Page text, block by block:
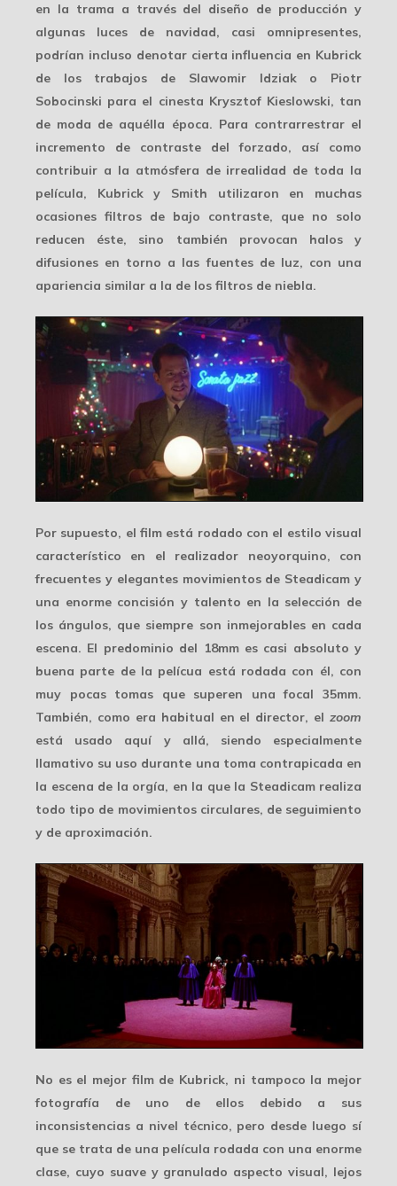
en la trama a través del diseño de producción y
algunas luces de navidad, casi omnipresentes,
podrían incluso denotar cierta influencia en Kubrick
de los trabajos de Slawomir Idziak o Piotr
Sobocinski para el cinesta Krysztof Kieslowski, tan
de moda de aquélla época. Para contrarrestrar el
incremento de contraste del forzado, así como
contribuir a la atmósfera de irrealidad de toda la
película, Kubrick y Smith utilizaron en muchas
ocasiones filtros de bajo contraste, que no solo
reducen éste, sino también provocan halos y
difusiones en torno a las fuentes de luz, con una
apariencia similar a la de los filtros de niebla.
Por supuesto, el film está rodado con el estilo visual
característico en el realizador neoyorquino, con
frecuentes y elegantes movimientos de Steadicam y
una enorme concisión y talento en la selección de
los ángulos, que siempre son inmejorables en cada
escena. El predominio del 18mmes casi absoluto y
buena parte de la pelícua está rodada con él, con
muy pocas tomas que superen una focal 35mm.
También, como era habitual en el director, el zoom
está usado aquí y allá, siendo especialmente
llamativo su uso durante una toma contrapicada en
la escena de la orgía, en la que la Steadicam realiza
todo tipo de movimientos circulares, de seguimiento
y de aproximación.
No es el mejor film de Kubrick, ni tampoco la mejor
fotografía de uno de ellos debido a sus
inconsistencias a nivel técnico, pero desde luego sí
que se trata de una película rodada con una enorme
clase, cuyo suave y granulado aspecto visual, lejos